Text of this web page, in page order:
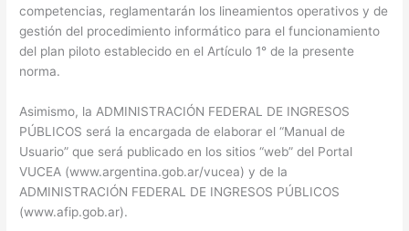
competencias, reglamentarán los lineamientos operativos y de
gestión del procedimiento informático para el funcionamiento
del plan piloto establecido en el Artículo 1° de la presente
norma.
Asimismo, la ADMINISTRACIÓN FEDERAL DE INGRESOS
PÚBLICOS será la encargada de elaborar el “Manual de
Usuario” que será publicado en los sitios “web” del Portal
VUCEA (www.argentina.gob.ar/vucea) y de la
ADMINISTRACIÓN FEDERAL DE INGRESOS PÚBLICOS
(www.afip.gob.ar).